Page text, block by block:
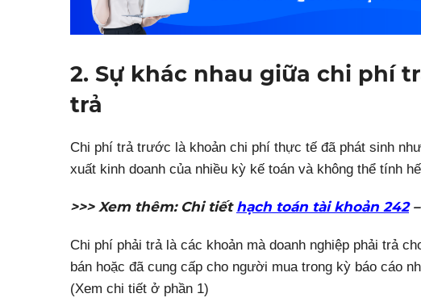
2. Sự khác nhau giữa chi phí
trả
Chi phí trả trước là khoản chi phí thực tế đã phát sinh
xuất kinh doanh của nhiều kỳ kế toán và không thể tính
>>> Xem thêm: Chi tiết hạch toán tài khoản 242–
Chi phí phải trả là các khoản mà doanh nghiệp phải trả
bán hoặc đã cung cấp cho người mua trong kỳ báo cáo
(Xem chi tiết ở phần 1)